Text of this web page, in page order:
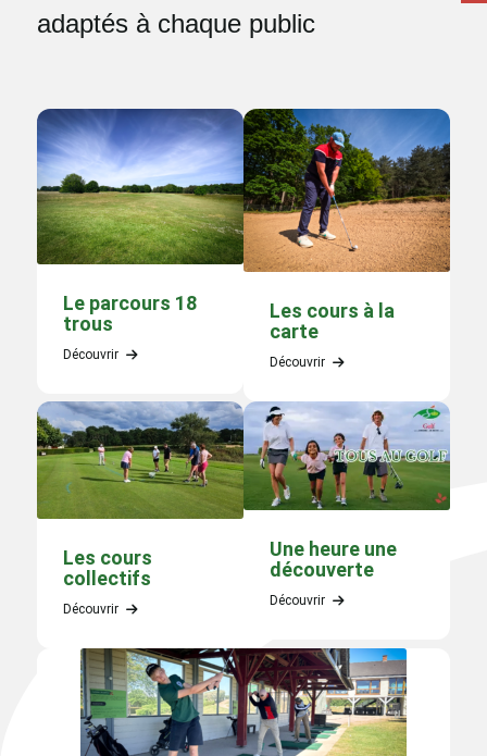
adaptés à chaque public
Le parcours 18
trous
Découvrir
Les cours à la
carte
Découvrir
Les cours
collectifs
Découvrir
Une heure une
découverte
Découvrir